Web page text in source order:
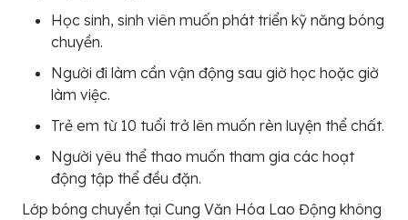
Học sinh, sinh viên muốn phát triển kỹ năng bóng
chuyền.
Người đi làm cần vận động sau giờ học hoặc giờ
làm việc.
Trẻ em từ 10 tuổi trở lên muốn rèn luyện thể chất.
Người yêu thể thao muốn tham gia các hoạt
động tập thể đều đặn.
Lớp bóng chuyền tại Cung Văn Hóa Lao Động không